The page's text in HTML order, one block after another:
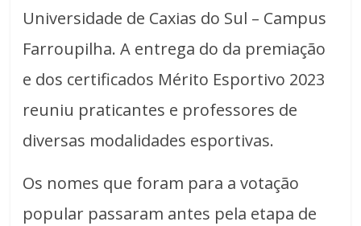
Universidade de Caxias do Sul – Campus
Farroupilha. A entrega do da premiação
e dos certificados Mérito Esportivo 2023
reuniu praticantes e professores de
diversas modalidades esportivas.
Os nomes que foram para a votação
popular passaram antes pela etapa de